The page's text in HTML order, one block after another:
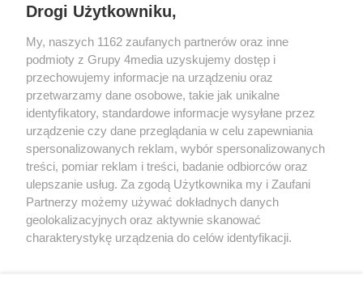
Redakcja Reklama Prywatność
Praca Łódź
the:protocol
Drogi Użytkowniku,
My, naszych 1162 zaufanych partnerów oraz inne
podmioty z Grupy 4media uzyskujemy dostęp i
przechowujemy informacje na urządzeniu oraz
przetwarzamy dane osobowe, takie jak unikalne
identyfikatory, standardowe informacje wysyłane przez
urządzenie czy dane przeglądania w celu zapewniania
spersonalizowanych reklam, wybór spersonalizowanych
treści, pomiar reklam i treści, badanie odbiorców oraz
ulepszanie usług. Za zgodą Użytkownika my i Zaufani
Partnerzy możemy używać dokładnych danych
geolokalizacyjnych oraz aktywnie skanować
charakterystykę urządzenia do celów identyfikacji.